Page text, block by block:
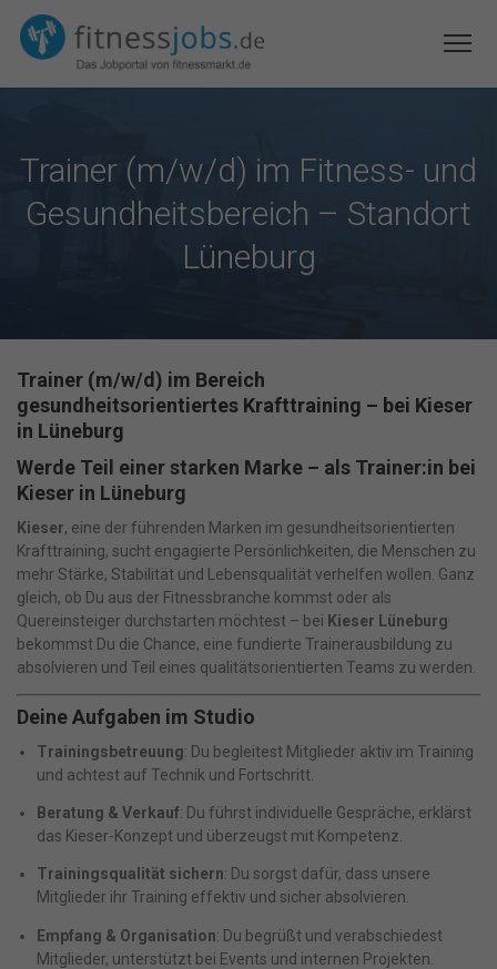
Trainer (m/w/d) im Fitness- und
Gesundheitsbereich – Standort
Lüneburg
Trainer (m/w/d) im Bereich
gesundheitsorientiertes Krafttraining – bei Kieser
in Lüneburg
Werde Teil einer starken Marke – als Trainer:in bei
Kieser in Lüneburg
Kieser, eine der führenden Marken im gesundheitsorientierten
Krafttraining, sucht engagierte Persönlichkeiten, die Menschen zu
mehr Stärke, Stabilität und Lebensqualität verhelfen wollen. Ganz
gleich, ob Du aus der Fitnessbranche kommst oder als
Quereinsteiger durchstarten möchtest – bei Kieser Lüneburg
bekommst Du die Chance, eine fundierte Trainerausbildung zu
absolvieren und Teil eines qualitätsorientierten Teams zu werden.
Deine Aufgaben im Studio
Trainingsbetreuung: Du begleitest Mitglieder aktiv im Training
und achtest auf Technik und Fortschritt.
Beratung & Verkauf: Du führst individuelle Gespräche, erklärst
das Kieser-Konzept und überzeugst mit Kompetenz.
Trainingsqualität sichern: Du sorgst dafür, dass unsere
Mitglieder ihr Training effektiv und sicher absolvieren.
Empfang & Organisation: Du begrüßt und verabschiedest
Mitglieder, unterstützt bei Events und internen Projekten.